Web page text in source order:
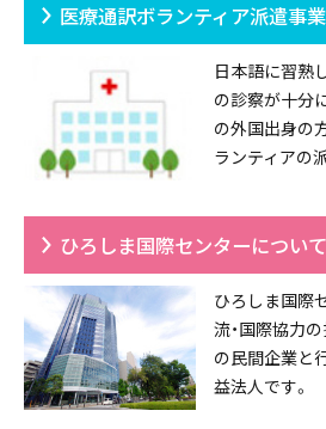
医療通訳ボランティア派遣事業
日本語に習熟
の診察が十分
の外国出身の
ランティアの
ひろしま国際センターについて
ひろしま国際
流・国際協力
の民間企業と
益法人です。